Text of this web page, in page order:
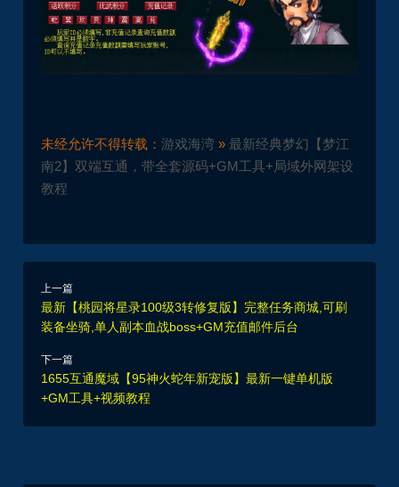
未经允许不得转载：游戏海湾 »最新经典梦幻【梦江
南2】双端互通，带全套源码+GM工具+局域外网架设
教程
上一篇
最新【桃园将星录100级3转修复版】完整任务商城,可刷
装备坐骑,单人副本血战boss+GM充值邮件后台
下一篇
1655互通魔域【95神火蛇年新宠版】最新一键单机版
+GM工具+视频教程